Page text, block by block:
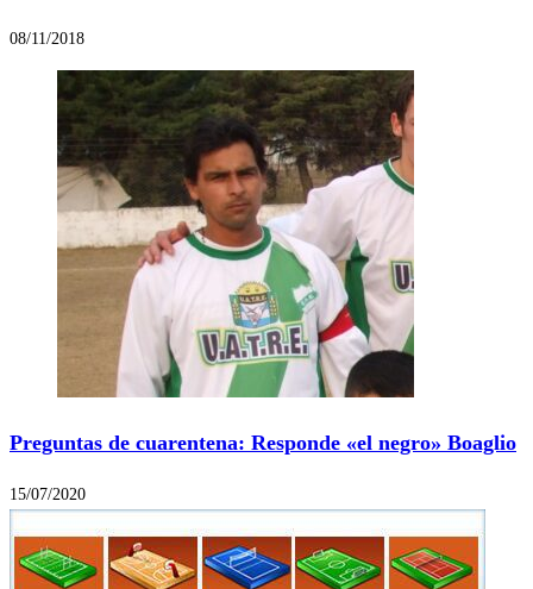
08/11/2018
Preguntas de cuarentena: Responde «el negro» Boaglio
15/07/2020